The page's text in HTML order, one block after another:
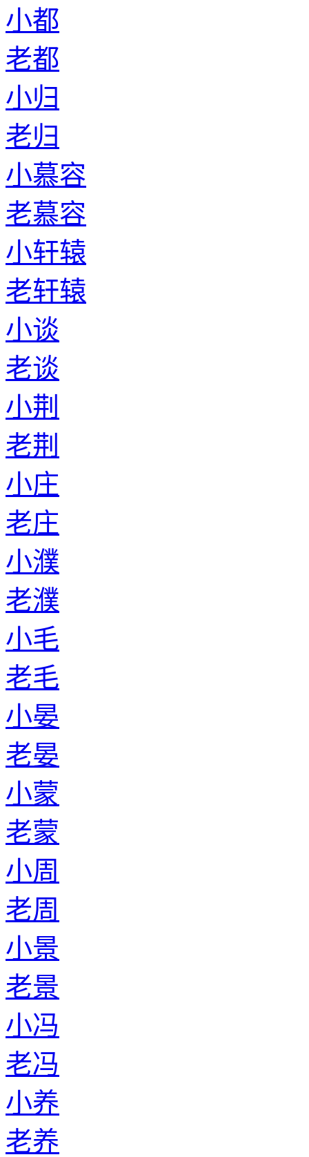
小都
老都
小归
老归
小慕容
老慕容
小轩辕
老轩辕
小谈
老谈
小荆
老荆
小庄
老庄
小濮
老濮
小毛
老毛
小晏
老晏
小蒙
老蒙
小周
老周
小景
老景
小冯
老冯
小养
老养